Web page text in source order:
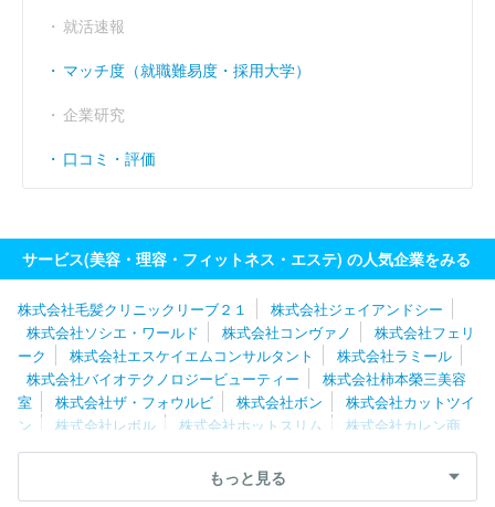
就活速報
マッチ度（就職難易度・採用大学）
企業研究
口コミ・評価
サービス(美容・理容・フィットネス・エステ) の人気企業をみる
株式会社毛髪クリニックリーブ２１
株式会社ジェイアンドシー
株式会社ソシエ・ワールド
株式会社コンヴァノ
株式会社フェリ
ーク
株式会社エスケイエムコンサルタント
株式会社ラミール
株式会社バイオテクノロジービューティー
株式会社柿本榮三美容
室
株式会社ザ・フォウルビ 株式会社ボン
株式会社カットツイ
ン
株式会社レボル 株式会社ホットスリム
株式会社カレン商
事
有限会社ル・クール 茂木商事株式会社
株式会社ペディキュ
株式会社芝山みよか美容室 株式会社トラネスネット
株式
会社ネクストリンク
もっと見る